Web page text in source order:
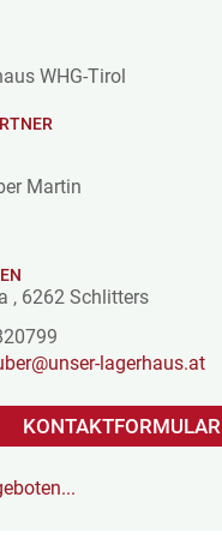
WHG-Tirol
Martin
, 6262 Schlitters
lagerhaus.at
KONTAKTFORMULAR